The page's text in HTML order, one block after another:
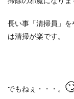
長い事「清掃員」を
は清掃が楽です。
でもねぇ・・・。